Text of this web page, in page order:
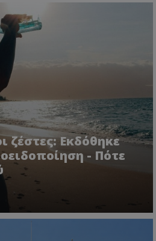
ζέστες: Εκδόθηκε
- Πότε